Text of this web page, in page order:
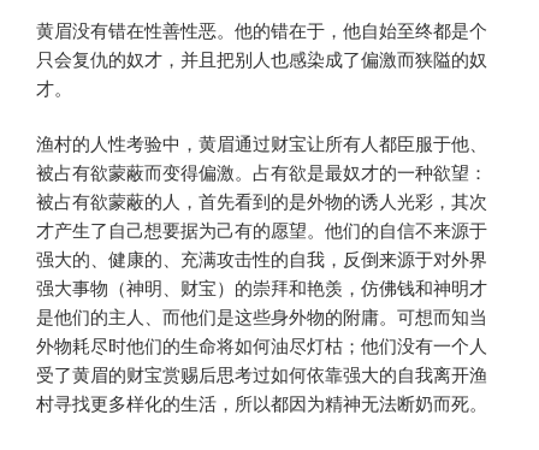
黄眉没有错在性善性恶。他的错在于，他自始至终都是个
只会复仇的奴才，并且把别人也感染成了偏激而狭隘的奴
才。
渔村的人性考验中，黄眉通过财宝让所有人都臣服于他、
被占有欲蒙蔽而变得偏激。占有欲是最奴才的一种欲望：
被占有欲蒙蔽的人，首先看到的是外物的诱人光彩，其次
才产生了自己想要据为己有的愿望。他们的自信不来源于
强大的、健康的、充满攻击性的自我，反倒来源于对外界
强大事物（神明、财宝）的崇拜和艳羡，仿佛钱和神明才
是他们的主人、而他们是这些身外物的附庸。可想而知当
外物耗尽时他们的生命将如何油尽灯枯；他们没有一个人
受了黄眉的财宝赏赐后思考过如何依靠强大的自我离开渔
村寻找更多样化的生活，所以都因为精神无法断奶而死。